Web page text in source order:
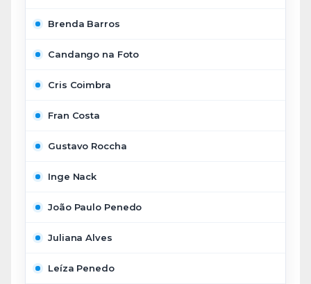
Brenda Barros
Candango na Foto
Cris Coimbra
Fran Costa
Gustavo Roccha
Inge Nack
João Paulo Penedo
Juliana Alves
Leíza Penedo